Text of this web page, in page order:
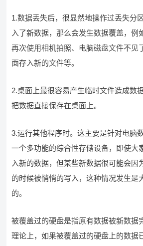
1.数据丢失后，很显然地操作过丢失分
入了新数据，那么会发生数据覆盖，例
再次使用相机拍照、电脑磁盘文件不见
面存入新的文件等。
2.桌面上最很容易产生临时文件造成数
把数据直接保存在桌面上。
3.运行其他程序时。这主要是针对电脑
一个多功能的综合性存储设备，即使大
入新的数据，但某些新数据很可能会因
的时候被悄悄的写入，这种情况发生是
的。
被覆盖过的硬盘是指原有数据被新数据
理论上，如果被覆盖过的硬盘上的数据